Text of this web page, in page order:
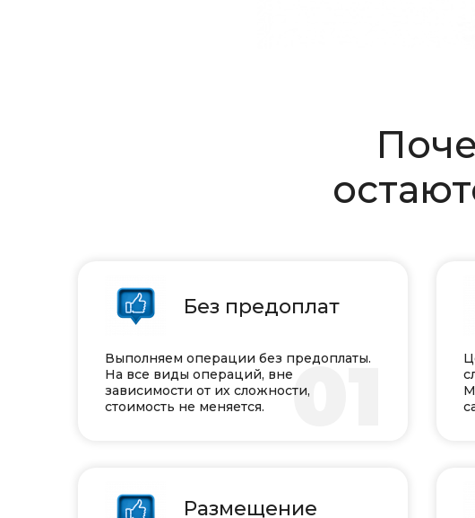
01
Без предоплат
Выполняем операции без предоплаты.
На все виды операций, вне
зависимости от их сложности,
стоимость не меняется.
Размещение